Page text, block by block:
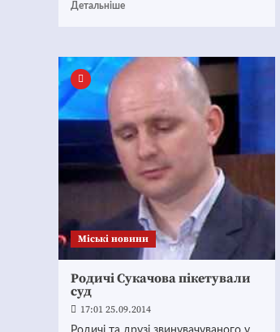
Детальніше
Mіські новини
Родичі Сукачова пікетували
суд
17:01 25.09.2014